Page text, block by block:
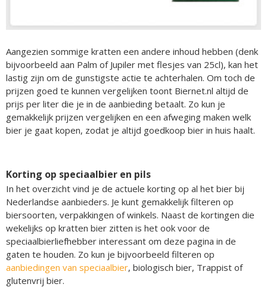
Aangezien sommige kratten een andere inhoud hebben (denk
bijvoorbeeld aan Palm of Jupiler met flesjes van 25cl), kan het
lastig zijn om de gunstigste actie te achterhalen. Om toch de
prijzen goed te kunnen vergelijken toont Biernet.nl altijd de
prijs per liter die je in de aanbieding betaalt. Zo kun je
gemakkelijk prijzen vergelijken en een afweging maken welk
bier je gaat kopen, zodat je altijd goedkoop bier in huis haalt.
Korting op speciaalbier en pils
In het overzicht vind je de actuele korting op al het bier bij
Nederlandse aanbieders. Je kunt gemakkelijk filteren op
biersoorten, verpakkingen of winkels. Naast de kortingen die
wekelijks op kratten bier zitten is het ook voor de
speciaalbierliefhebber interessant om deze pagina in de
gaten te houden. Zo kun je bijvoorbeeld filteren op
aanbiedingen van speciaalbier, biologisch bier, Trappist of
glutenvrij bier.